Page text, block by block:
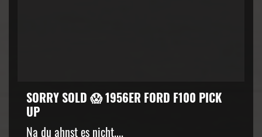
SORRY SOLD 😱 1956ER FORD F100 PICK
UP
Na du ahnst es nicht....